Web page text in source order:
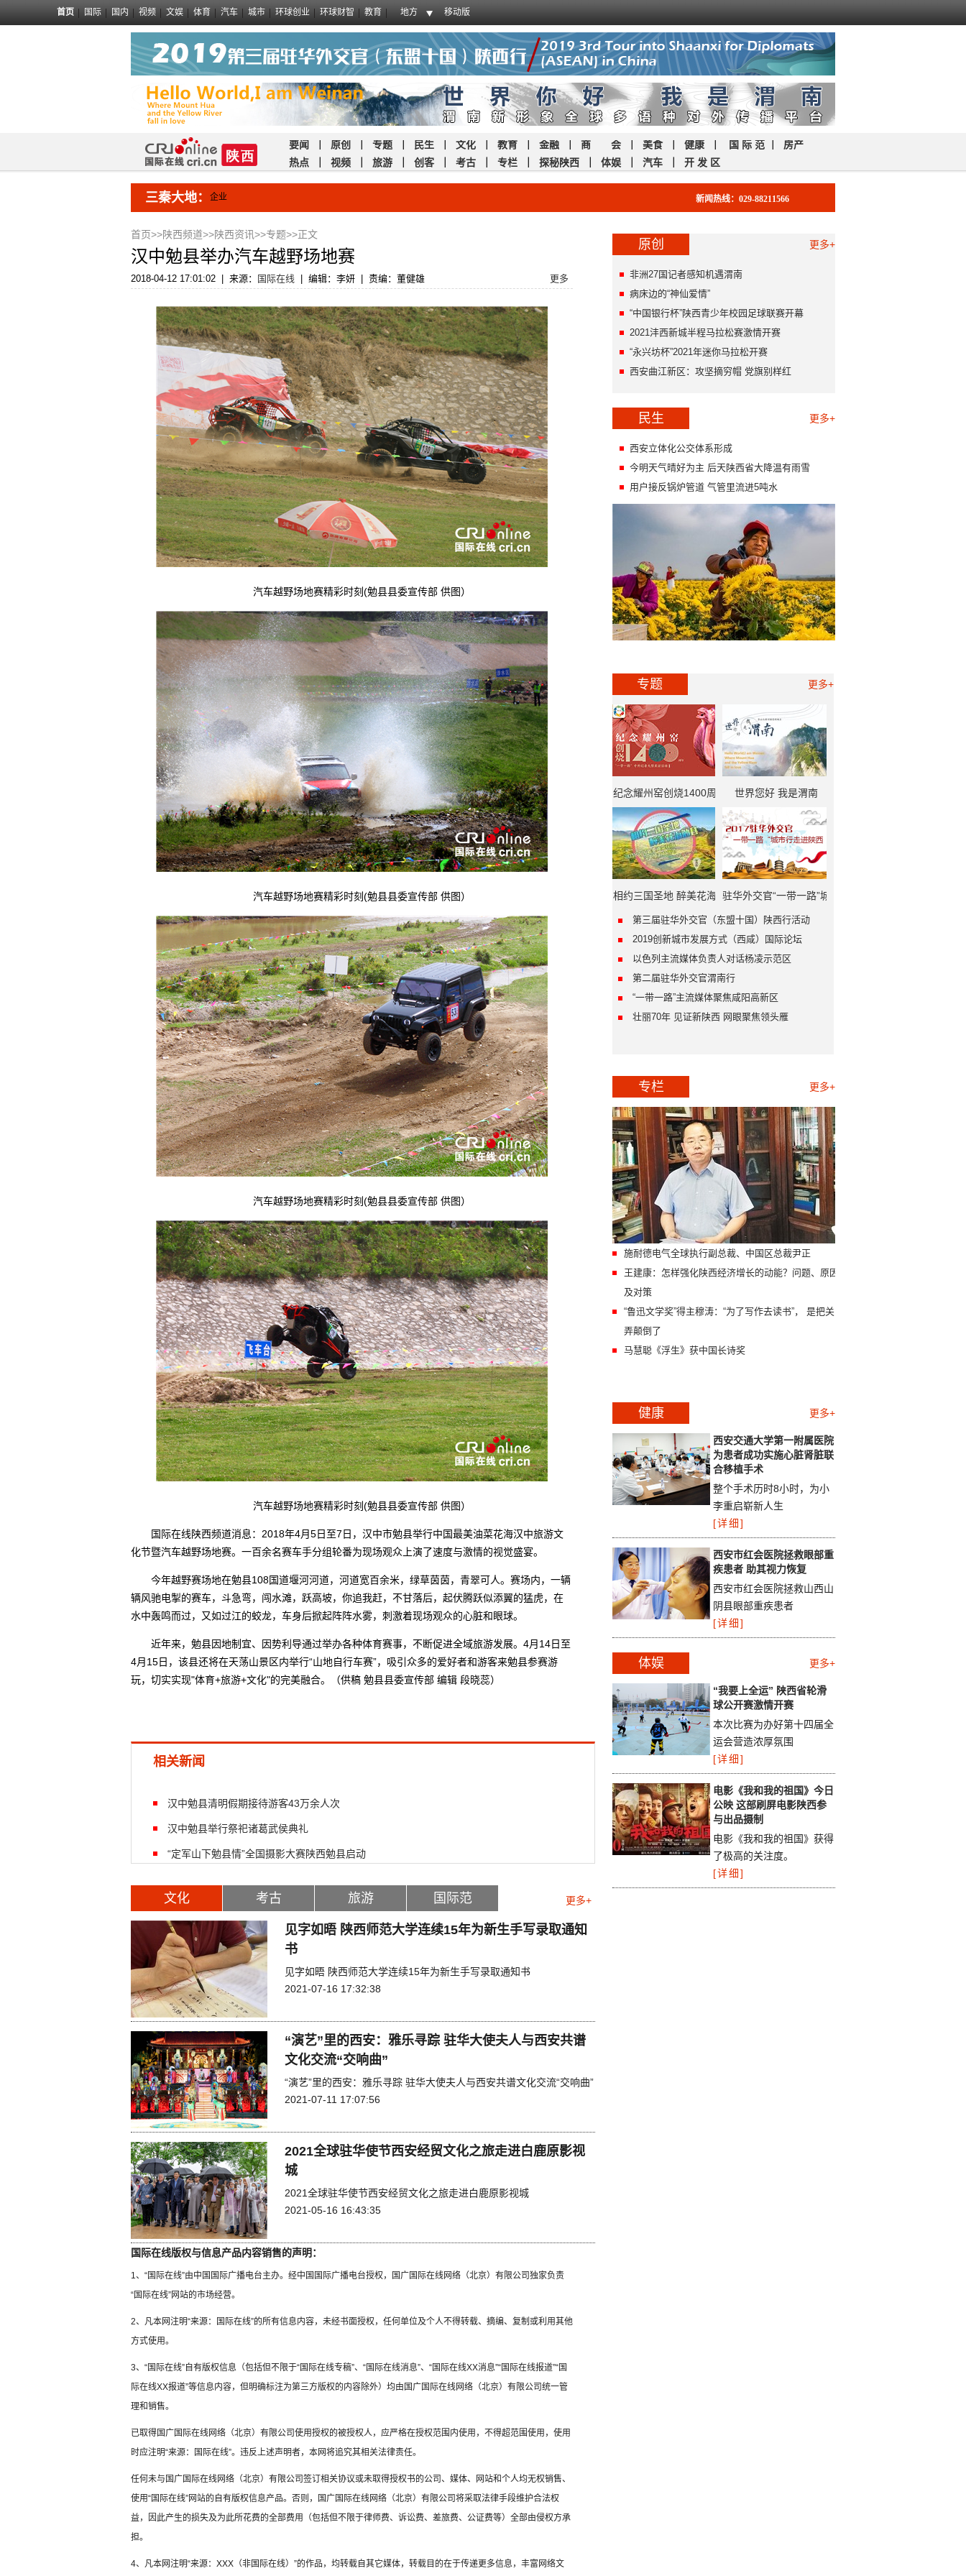
首页 国际 国内 视频 文娱 体育 汽车 城市 环球创业 环球财智 教育 地方 移动版
要闻 原创 专题 民生 文化 教育 金融 商 会 美食｜ 健康 国 际 范
房产
热点
视频 旅游 创客 考古 专栏 探秘陕西 体娱 汽车 开 发 区
三秦大地： 企业 新闻热线：029-88211566
首页>>陕西频道>>陕西资讯>>专题>>正文
汉中勉县举办汽车越野场地赛
2018-04-12 17:01:02 来源： 国际在线 编辑：李妍 责编：董健雄 更多
汽车越野场地赛精彩时刻(勉县县委宣传部 供图）
汽车越野场地赛精彩时刻(勉县县委宣传部 供图）
汽车越野场地赛精彩时刻(勉县县委宣传部 供图）
汽车越野场地赛精彩时刻(勉县县委宣传部 供图）
国际在线陕西频道消息：2018年4月5日至7日，汉中市勉县举行中国最美油菜花海汉中旅游文
化节暨汽车越野场地赛。一百余名赛车手分组轮番为现场观众上演了速度与激情的视觉盛宴。
今年越野赛场地在勉县108国道堰河河道，河道宽百余米，绿草茵茵，青翠可人。赛场内，一辆
辆风驰电掣的赛车，斗急弯，闯水滩，跃高坡，你追我赶，不甘落后，起伏腾跃似添翼的猛虎，在
水中轰鸣而过，又如过江的蛟龙，车身后掀起阵阵水雾，刺激着现场观众的心脏和眼球。
近年来，勉县因地制宜、因势利导通过举办各种体育赛事，不断促进全域旅游发展。4月14日至
4月15日，该县还将在天荡山景区内举行“山地自行车赛”，吸引众多的爱好者和游客来勉县参赛游
玩，切实实现"体育+旅游+文化"的完美融合。（供稿 勉县县委宣传部 编辑 段晓蕊）
相关新闻
汉中勉县清明假期接待游客43万余人次
汉中勉县举行祭祀诸葛武侯典礼
“定军山下勉县情”全国摄影大赛陕西勉县启动
文化 更多+
考古 旅游 国际范
见字如晤 陕西师范大学连续15年为新生手写录取通知
书
见字如晤 陕西师范大学连续15年为新生手写录取通知书
2021-07-16 17:32:38
“演艺”里的西安：雅乐寻踪 驻华大使夫人与西安共谱
文化交流“交响曲”
“演艺”里的西安：雅乐寻踪 驻华大使夫人与西安共谱文化交流“交响曲”
2021-07-11 17:07:56
2021全球驻华使节西安经贸文化之旅走进白鹿原影视
城
2021全球驻华使节西安经贸文化之旅走进白鹿原影视城
2021-05-16 16:43:35
国际在线版权与信息产品内容销售的声明：
1、“国际在线”由中国国际广播电台主办。经中国国际广播电台授权，国广国际在线网络（北京）有限公司独家负责
“国际在线”网站的市场经营。
2、凡本网注明“来源：国际在线”的所有信息内容，未经书面授权，任何单位及个人不得转载、摘编、复制或利用其他
方式使用。
3、“国际在线”自有版权信息（包括但不限于“国际在线专稿”、“国际在线消息”、“国际在线XX消息”“国际在线报道”“国
际在线XX报道”等信息内容，但明确标注为第三方版权的内容除外）均由国广国际在线网络（北京）有限公司统一管
理和销售。
已取得国广国际在线网络（北京）有限公司使用授权的被授权人，应严格在授权范围内使用，不得超范围使用，使用
时应注明“来源：国际在线”。违反上述声明者，本网将追究其相关法律责任。
任何未与国广国际在线网络（北京）有限公司签订相关协议或未取得授权书的公司、媒体、网站和个人均无权销售、
使用“国际在线”网站的自有版权信息产品。否则，国广国际在线网络（北京）有限公司将采取法律手段维护合法权
益，因此产生的损失及为此所花费的全部费用（包括但不限于律师费、诉讼费、差旅费、公证费等）全部由侵权方承
担。
4、凡本网注明“来源：XXX（非国际在线）”的作品，均转载自其它媒体，转载目的在于传递更多信息，丰富网络文
原创 更多+
非洲27国记者感知机遇渭南
病床边的“神仙爱情”
“中国银行杯”陕西青少年校园足球联赛开幕
2021沣西新城半程马拉松赛激情开赛
“永兴坊杯”2021年迷你马拉松开赛
西安曲江新区：攻坚摘穷帽 党旗别样红
民生 更多+
西安立体化公交体系形成
今明天气晴好为主 后天陕西省大降温有雨雪
用户接反锅炉管道 气管里流进5吨水
专题 更多+
纪念耀州窑创烧1400周
年·“一带一路”中外记者
大型采访活动
世界您好 我是渭南
相约三国圣地 醉美花海
勉县
驻华外交官“一带一路”城
市行走进陕西
第三届驻华外交官（东盟十国）陕西行活动
2019创新城市发展方式（西咸）国际论坛
以色列主流媒体负责人对话杨凌示范区
第二届驻华外交官渭南行
“一带一路”主流媒体聚焦咸阳高新区
壮丽70年 见证新陕西 网眼聚焦领头雁
专栏 更多+
施耐德电气全球执行副总裁、中国区总裁尹正
王建康：怎样强化陕西经济增长的动能？问题、原因
及对策
“鲁迅文学奖”得主穆涛：“为了写作去读书”， 是把关系
弄颠倒了
马慧聪《浮生》获中国长诗奖
健康 更多+
西安交通大学第一附属医院
为患者成功实施心脏肾脏联
合移植手术
整个手术历时8小时，为小
李重启崭新人生
[详细]
西安市红会医院拯救眼部重
疾患者 助其视力恢复
西安市红会医院拯救山西山
阴县眼部重疾患者
[详细]
体娱 更多+
“我要上全运” 陕西省轮滑
球公开赛激情开赛
本次比赛为办好第十四届全
运会营造浓厚氛围
[详细]
电影《我和我的祖国》今日
公映 这部刷屏电影陕西参
与出品摄制
电影《我和我的祖国》获得
了极高的关注度。
[详细]